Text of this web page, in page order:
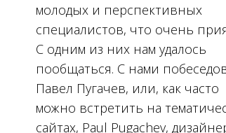
молодых и перспективных
специалистов, что очень
С одним из них нам удалось
пообщаться. С нами
Павел Пугачев, или, как часто
можно встретить на
сайтах, Paul Pugachev,